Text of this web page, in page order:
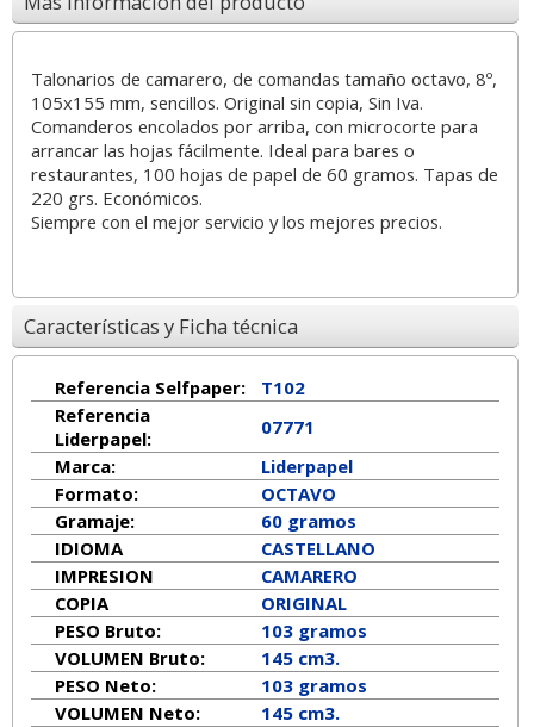
Talonarios de camarero, de comandas tamaño octavo, 8º,
105x155 mm, sencillos. Original sin copia, Sin Iva.
Comanderos encolados por arriba, con microcorte para
arrancar las hojas fácilmente. Ideal para bares o
restaurantes, 100 hojas de papel de 60 gramos. Tapas de
220 grs. Económicos.
Siempre con el mejor servicio y los mejores precios.
Características y Ficha técnica
Referencia Selfpaper:
T102
Referencia
Liderpapel:
07771
Marca:
Liderpapel
Formato:
OCTAVO
Gramaje:
60 gramos
IDIOMA
CASTELLANO
IMPRESION
CAMARERO
COPIA
ORIGINAL
PESO Bruto:
103 gramos
VOLUMEN Bruto:
145 cm3.
PESO Neto:
103gramos
VOLUMEN Neto:
145 cm3.